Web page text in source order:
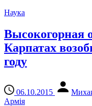
Наука
Высокогорная
Карпатах
году
06.10.2015
Армія